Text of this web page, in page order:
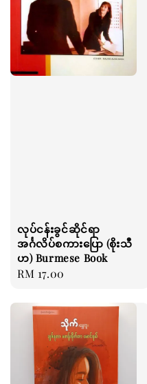
လုပ်ငန်းခွင်ဆိုင်ရာ
အင်္ဂလိပ်စကားပြော (စိုးသီ
ဟ) Burmese Book
Regular
RM 17.00